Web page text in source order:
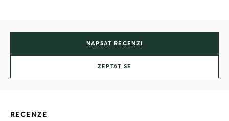
NAPSAT RECENZI
ZEPTAT SE
RECENZE